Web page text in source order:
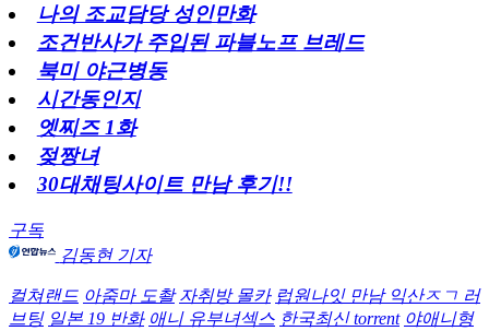
나의 조교담당 성인만화
조건반사가 주입된 파블노프 브레드
북미 야근병동
시간동인지
엣찌즈 1화
젖짱녀
30대채팅사이트 만남 후기!!
구독
김동현 기자
컬쳐랜드 아줌마 도촬 자취방 몰카 럽원나잇 만남 익산ㅈㄱ 러
브팅 일본 19 반화 애니 유부녀섹스 한국최신 torrent 야애니형